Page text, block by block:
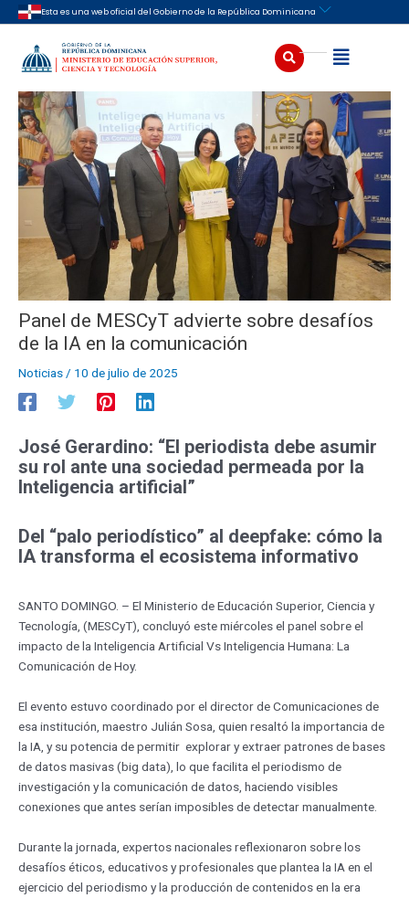
al
contenido
Esta es una web oficial del Gobierno de la República Dominicana
Buscar Abrir
Panel de MESCyT advierte sobre desafíos
de la IA en la comunicación
Noticias / 10 de julio de 2025
José Gerardino: “El periodista debe asumir
su rol ante una sociedad permeada por la
Inteligencia artificial”
Del “palo periodístico” al deepfake: cómo la
IA transforma el ecosistema informativo
SANTO DOMINGO. – El Ministerio de Educación Superior, Ciencia y
Tecnología, (MESCyT), concluyó este miércoles el panel sobre el
impacto de la Inteligencia Artificial Vs Inteligencia Humana: La
Comunicación de Hoy.
El evento estuvo coordinado por el director de Comunicaciones de
esa institución, maestro Julián Sosa, quien resaltó la importancia de
la IA, y su potencia de permitir explorar y extraer patrones de bases
de datos masivas (big data), lo que facilita el periodismo de
investigación y la comunicación de datos, haciendo visibles
conexiones que antes serían imposibles de detectar manualmente.
Durante la jornada, expertos nacionales reflexionaron sobre los
desafíos éticos, educativos y profesionales que plantea la IA en el
ejercicio del periodismo y la producción de contenidos en la era
Navegación
de
entradas